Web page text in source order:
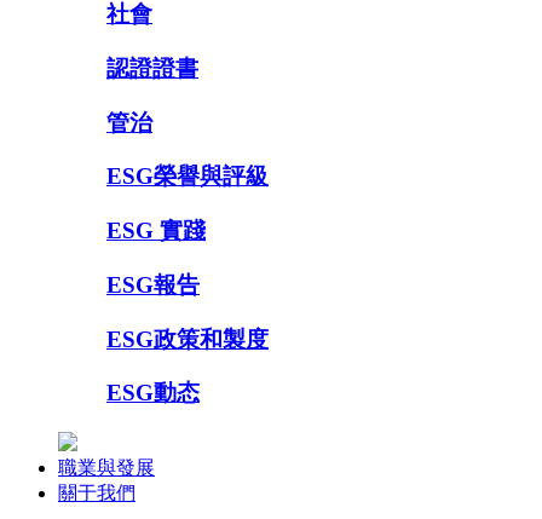
社會
認證證書
管治
ESG榮譽與評級
ESG 實踐
ESG報告
ESG政策和製度
ESG動态
職業與發展
關于我們